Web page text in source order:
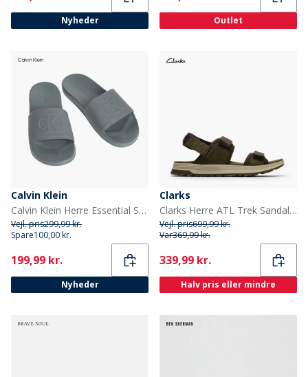
Nyheder Outlet
Calvin Klein
Calvin Klein Herre Essential Sandaler Turbulence
Vejl. pris299,99 kr.
Spare100,00 kr.
Current
199,99 kr.
Nyheder
Clarks
Clarks Herre ATL Trek Sandaler River Olive
Vejl. pris699,99 kr.
Var369,99 kr.
Current
339,99 kr.
Halv pris eller mindre